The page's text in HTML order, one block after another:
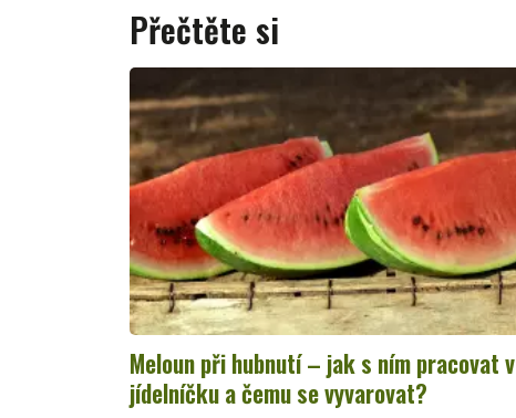
Přečtěte si
Meloun při hubnutí – jak s ním pracovat v
jídelníčku a čemu se vyvarovat?